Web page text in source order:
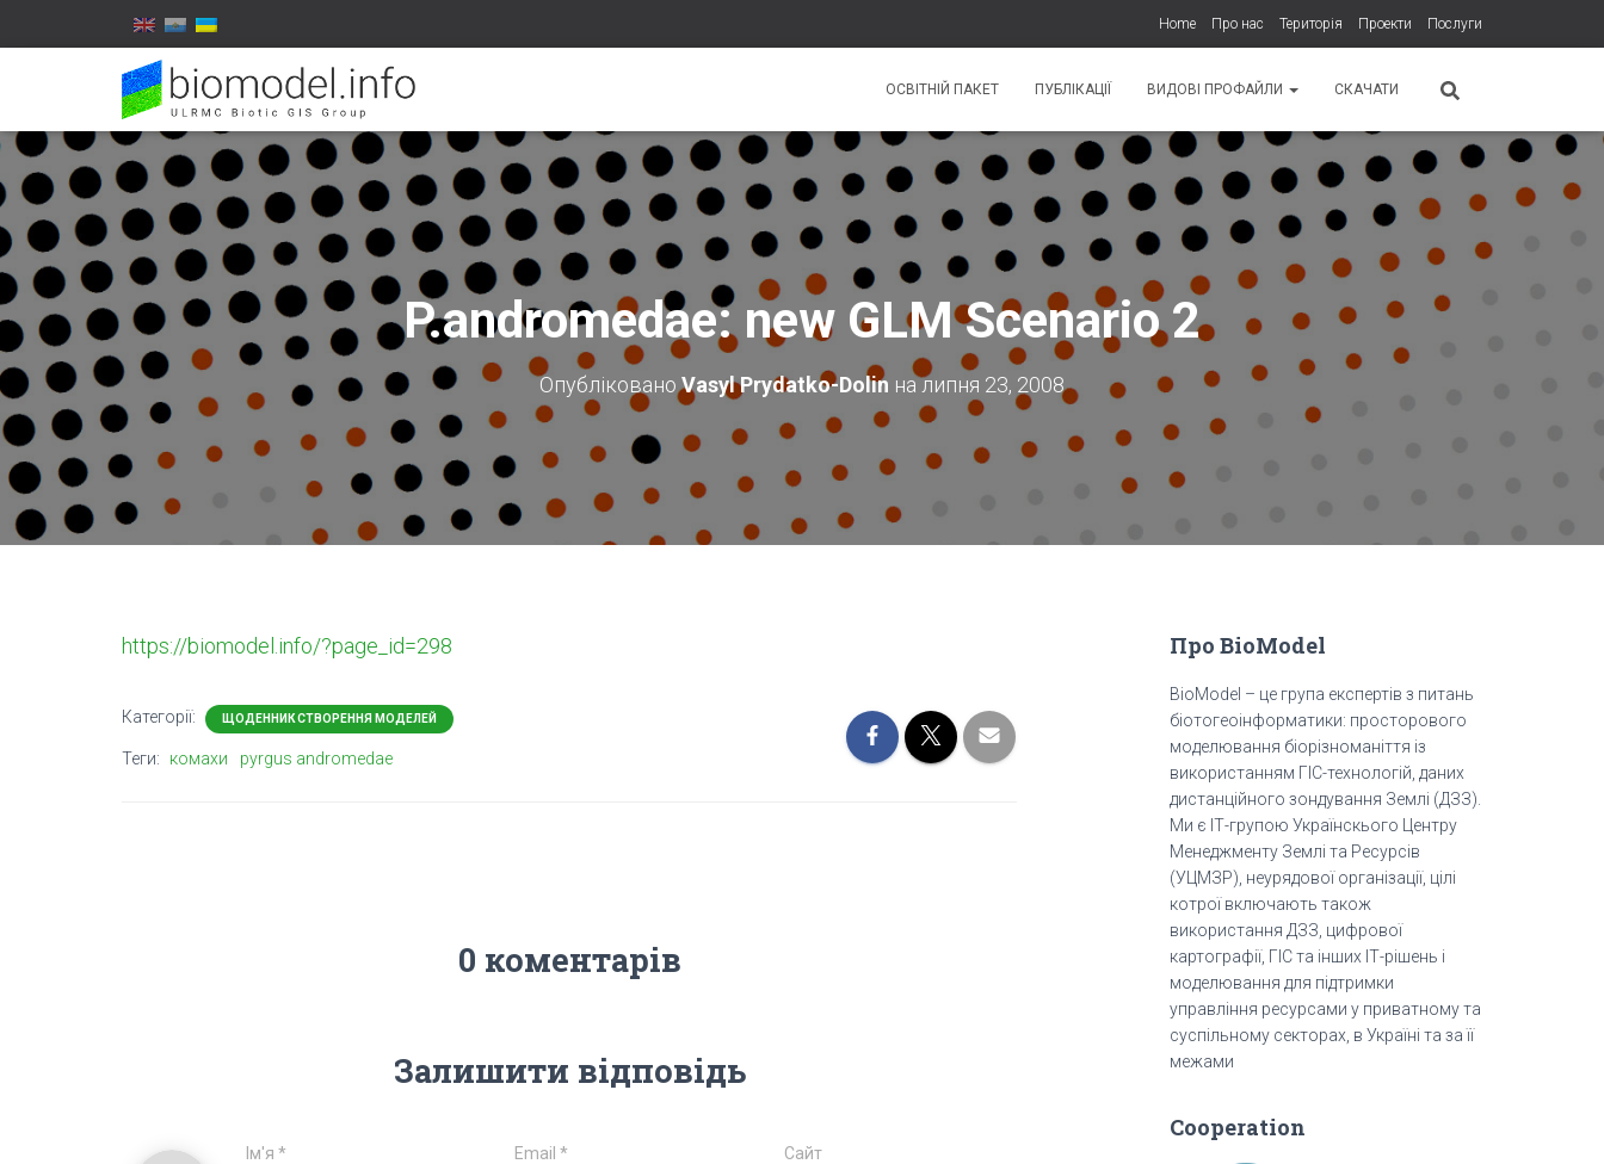
Home Про нас Територія Проекти Послуги
ОСВІТНІЙ ПАКЕТ ПУБЛІКАЦІЇ ВИДОВІ ПРОФАЙЛИ СКАЧАТИ
P.andromedae: new GLM Scenario 2
ОпублікованоVasyl Prydatko-Dolin налипня 23, 2008
https://biomodel.info/?page_id=298
Категорії: ЩОДЕННИК СТВОРЕННЯ МОДЕЛЕЙ
Теги: комахи pyrgus andromedae
0 коментарів
Залишити відповідь
Ім'я * Email* Сайт
Про BioModel
BioModel – це група експертів з питань
біотогеоінформатики: просторового
моделювання біорізноманіття із
використанням ГІС-технологій, даних
дистанційного зондування Землі (ДЗЗ).
Ми є ІТ-групою Українскього Центру
Менеджменту Землі та Ресурсів
(УЦМЗР), неурядової організації, цілі
котрої включають також
використання ДЗЗ, цифрової
картографії, ГІС та інших ІТ-рішень і
моделювання для підтримки
управління ресурсами у приватному та
суспільному секторах, в Україні та за її
межами
Cooperation